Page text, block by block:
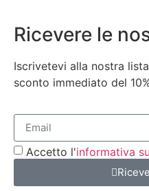
Ricevere le
Iscrivetevi alla nostra
sconto immediato del
Accetto l'informativa